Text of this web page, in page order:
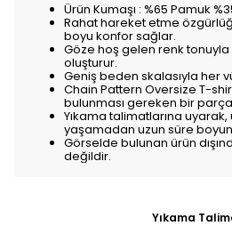
Ürün Kumaşı : %65 Pamuk
Rahat hareket etme
boyu konfor sağlar.
Göze hoş gelen renk
oluşturur.
Geniş beden skalasıyla her
Chain Pattern Oversize T-
bulunması gereken bir
Yıkama talimatlarına
yaşamadan uzun süre
Görselde bulunan ürün
değildir.
Yıkama